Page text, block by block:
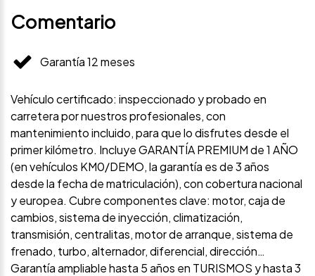
Comentario
Garantía 12 meses
Vehículo certificado: inspeccionado y probado en
carretera por nuestros profesionales, con
mantenimiento incluido, para que lo disfrutes desde el
primer kilómetro. Incluye GARANTÍA PREMIUM de 1 AÑO
(en vehículos KM0/DEMO, la garantía es de 3 años
desde la fecha de matriculación), con cobertura nacional
y europea. Cubre componentes clave: motor, caja de
cambios, sistema de inyección, climatización,
transmisión, centralitas, motor de arranque, sistema de
frenado, turbo, alternador, diferencial, dirección…
Garantía ampliable hasta 5 años en TURISMOS y hasta 3